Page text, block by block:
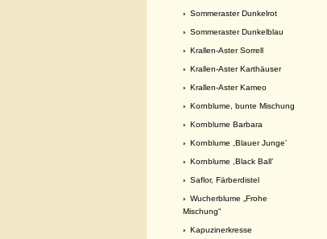
› Sommeraster Dunkelrot
› Sommeraster Dunkelblau
› Krallen-Aster Sorrell
› Krallen-Aster Karthäuser
› Krallen-Aster Kameo
› Kornblume, bunte Mischung
› Kornblume Barbara
› Kornblume ,Blauer Junge’
› Kornblume ,Black Ball’
› Saflor, Färberdistel
› Wucherblume „Frohe
Mischung“
› Kapuzinerkresse